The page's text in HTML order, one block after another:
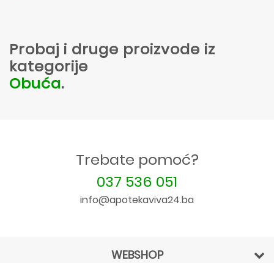
Probaj i druge proizvode iz
kategorije
Obuća.
Trebate pomoć?
037 536 051
info@apotekaviva24.ba
WEBSHOP